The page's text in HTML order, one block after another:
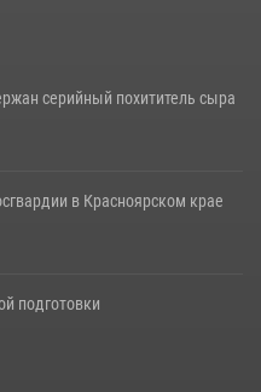
серийный похититель сыра
в Красноярском крае
подготовки